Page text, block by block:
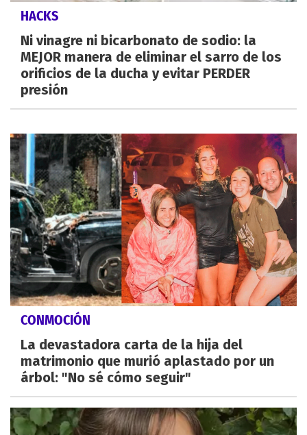
HACKS
Ni vinagre ni bicarbonato de sodio: la
MEJOR manera de eliminar el sarro de los
orificios de la ducha y evitar PERDER
presión
CONMOCIÓN
La devastadora carta de la hija del
matrimonio que murió aplastado por un
árbol: "No sé cómo seguir"